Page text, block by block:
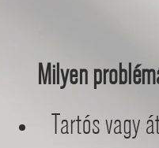
Milyen
Tartós